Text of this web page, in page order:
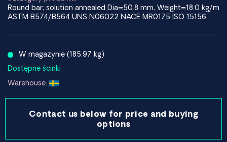
Round bar; solution annealed Dia=50.8 mm, Weight=18.0 kg/m
ASTM B574/B564 UNS N06022 NACE MR0175 ISO 15156
W magazynie (185.97 kg)
Dostępne ścinki
Warehouse:
Contact us below for price and buying
options